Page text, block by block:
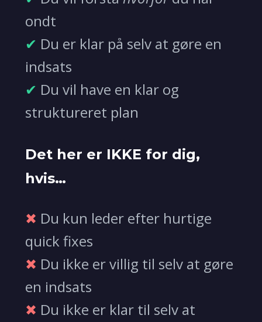
ondt
✔ Du er klar på selv at gøre en
indsats
✔ Du vil have en klar og
struktureret plan
Det her er IKKE for dig,
hvis…
✖ Du kun leder efter hurtige
quick fixes
✖ Du ikke er villig til selv at gøre
en indsats
✖ Du ikke er klar til selv at